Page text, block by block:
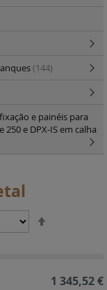
1 345,52 €
(144)
e painéis para
e DPX-IS em calha